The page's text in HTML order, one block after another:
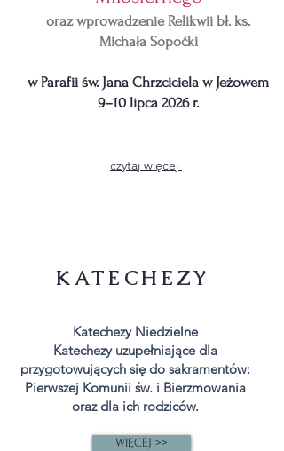
czytaj więcej
oraz wprowadzenie Relikwii bł. ks.
Michała Sopoćki
w Parafii św. Jana Chrzciciela w Jeżowem
9–10 lipca 2026 r.
KATECHEZY
Katechezy Niedzielne
Katechezy uzupełniające dla
przygotowujących się do sakramentów:
Pierwszej Komunii św. i Bierzmowania
oraz dla ich rodziców.
WIĘCEJ >>